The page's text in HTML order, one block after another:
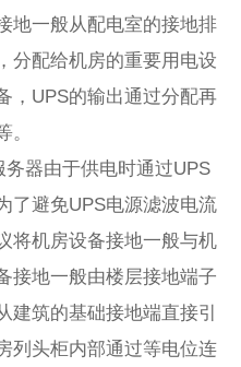
地一般从配电室的接地排
分配给机房的重要用电设
，UPS的输出通过分配再
。
器由于供电时通过UPS
了避免UPS电源滤波电流
将机房设备接地一般与机
接地一般由楼层接地端子
建筑的基础接地端直接引
列头柜内部通过等电位连